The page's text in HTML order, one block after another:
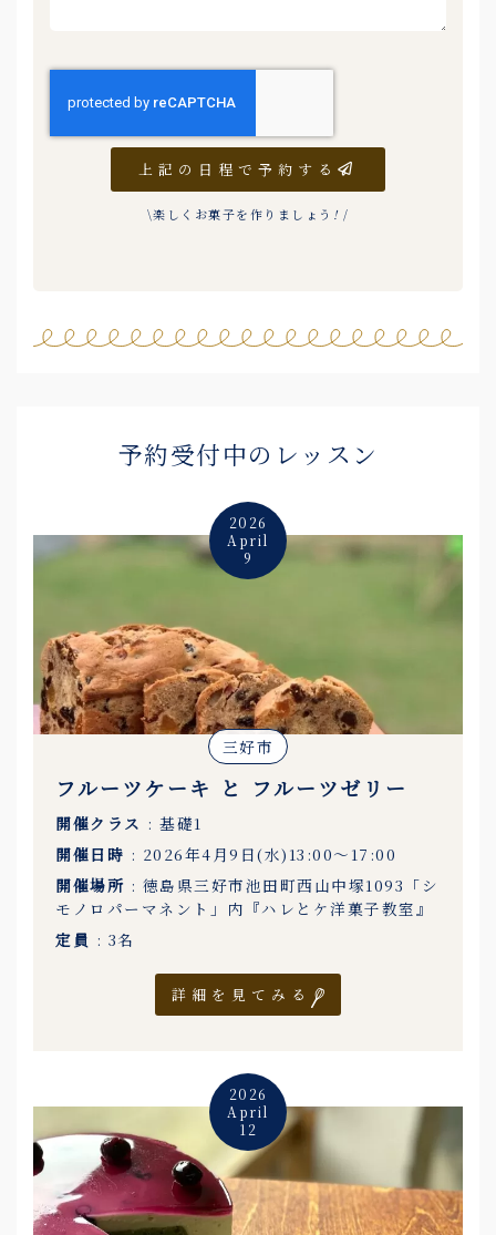
上記の日程で予約する
\楽しくお菓子を作りましょう !/
予約受付中のレッスン
2026
April
9
三好市
フルーツケーキ と フルーツゼリー
開催クラス : 基礎1
開催日時 : 2026年4月9日(水)13:00〜17:00
開催場所 : 徳島県三好市池田町西山中塚1093「シ
モノロパーマネント」内『ハレとケ洋菓子教室』
定員 : 3名
詳細を見てみる
2026
April
12